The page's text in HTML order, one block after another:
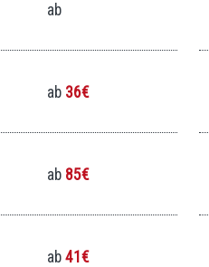
ab
ab36€
ab85€
ab41€